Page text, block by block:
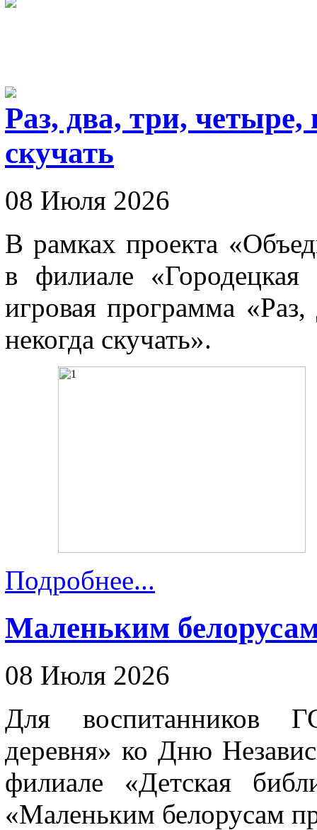
Раз, два, три, четыре,
скучать
08 Июля 2026
В рамках проекта
в филиале «Городецкая
игровая программа
некогда скучать».
Подробнее...
Маленьким
08 Июля 2026
Для воспитанников
деревня» ко Дню
филиале «Детская
«Маленьким белорусам